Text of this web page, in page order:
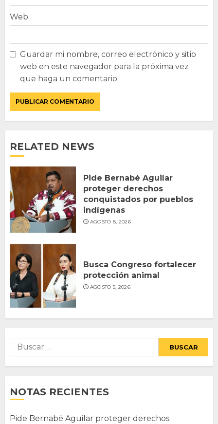
Web
Guardar mi nombre, correo electrónico y sitio
web en este navegador para la próxima vez
que haga un comentario.
RELATED NEWS
Pide Bernabé Aguilar
proteger derechos
conquistados por pueblos
indígenas
AGOSTO 8, 2026
Busca Congreso fortalecer
protección animal
AGOSTO 5, 2026
Buscar:
NOTAS RECIENTES
Pide Bernabé Aguilar proteger derechos